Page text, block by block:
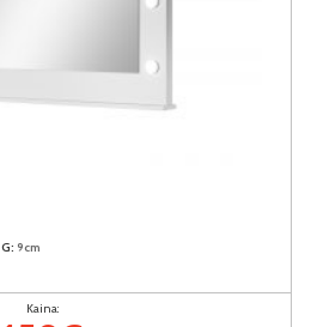
G: 9cm
Kaina: